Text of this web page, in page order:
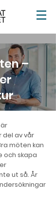
–
del av vår
möten kan
och skapa
ut så. År